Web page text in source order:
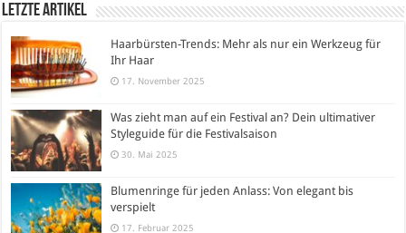
Letzte Artikel
Haarbürsten-Trends: Mehr als nur ein Werkzeug für
Ihr Haar
17. November 2025
Was zieht man auf ein Festival an? Dein ultimativer
Styleguide für die Festivalsaison
30. Mai 2025
Blumenringe für jeden Anlass: Von elegant bis
verspielt
17. Februar 2025